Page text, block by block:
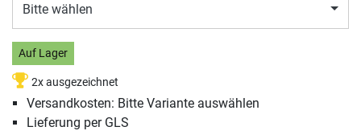
Bitte wählen
Auf Lager
2x ausgezeichnet
Versandkosten: Bitte Variante auswählen
Lieferung per GLS